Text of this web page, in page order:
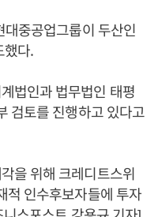
중공업그룹이 두산인
했다.
법인과 법무법인 태평
검토를 진행하고 있다고
을 위해 크레디트스위
적 인수후보자들에 투자